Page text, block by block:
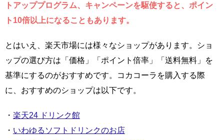
トアッププログラム、キャンペーンを駆使すると、ポイン
ト10倍以上になることもあります。
とはいえ、楽天市場には様々なショップがあります。ショ
ップの選び方は「価格」「ポイント倍率」「送料無料」を
基準にするのがおすすめです。コカコーラを購入する際
に、おすすめのショップは以下です。
・ 楽天24 ドリンク館
・ いわゆるソフトドリンクのお店